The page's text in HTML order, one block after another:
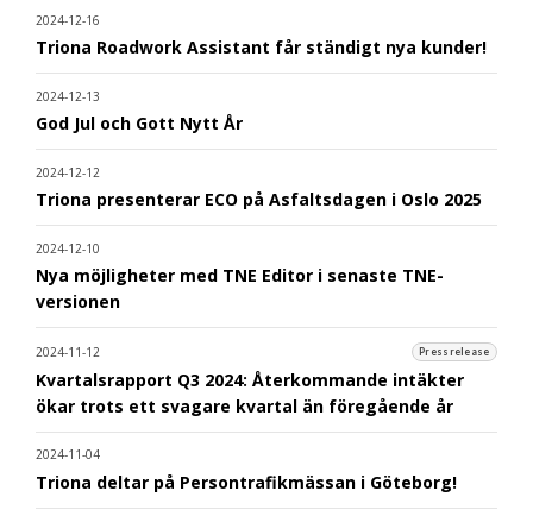
2024-12-16
Triona Roadwork Assistant får ständigt nya kunder!
2024-12-13
God Jul och Gott Nytt År
2024-12-12
Triona presenterar ECO på Asfaltsdagen i Oslo 2025
2024-12-10
Nya möjligheter med TNE Editor i senaste TNE-
versionen
2024-11-12 Pressrelease
Kvartalsrapport Q3 2024: Återkommande intäkter
ökar trots ett svagare kvartal än föregående år
2024-11-04
Triona deltar på Persontrafikmässan i Göteborg!